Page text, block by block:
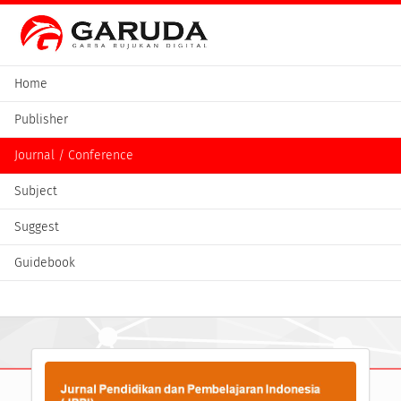
Home
Publisher
Journal / Conference
Subject
Suggest
Guidebook